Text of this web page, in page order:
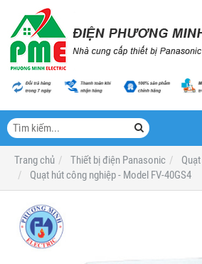
Trang chủ
Thiết bị điện Panasonic
Quạt hút công nghiệp - Model FV-40GS4